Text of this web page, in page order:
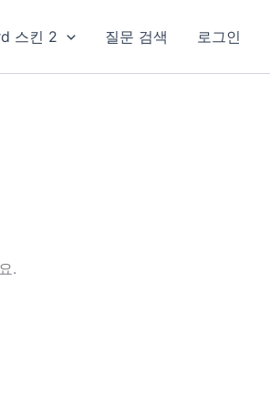
스킨 2 질문 검색 로그인
.